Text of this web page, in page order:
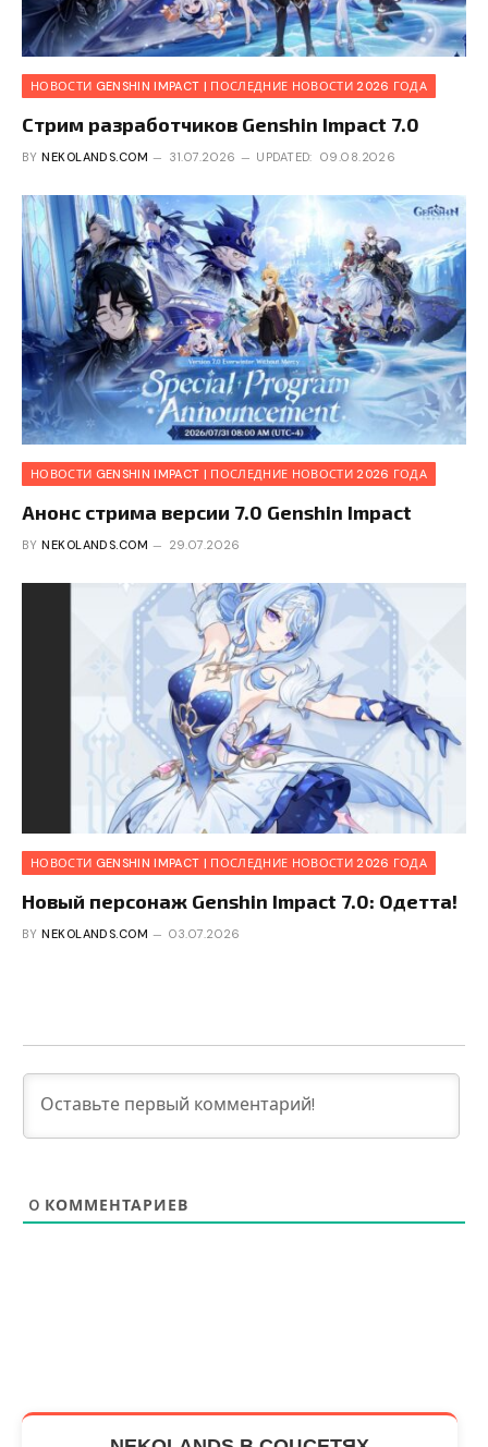
НОВОСТИ GENSHIN IMPACT | ПОСЛЕДНИЕ НОВОСТИ 2026 ГОДА
Стрим разработчиков Genshin Impact 7.0
BY NEKOLANDS.COM 31.07.2026 UPDATED: 09.08.2026
НОВОСТИ GENSHIN IMPACT | ПОСЛЕДНИЕ НОВОСТИ 2026 ГОДА
Анонс стрима версии 7.0 Genshin Impact
BY NEKOLANDS.COM 29.07.2026
НОВОСТИ GENSHIN IMPACT | ПОСЛЕДНИЕ НОВОСТИ 2026 ГОДА
Новый персонаж Genshin Impact 7.0: Одетта!
BY NEKOLANDS.COM 03.07.2026
0 КОММЕНТАРИЕВ